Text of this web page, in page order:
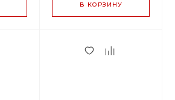
В КОРЗИНУ